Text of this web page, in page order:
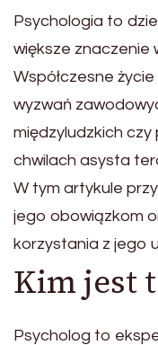
Psychologia to
większe znaczenie
Współczesne
wyzwań
międzyludzkich
chwilach asysta
W tym artykule
jego obowiązkom
korzystania z jego
Kim jest
Psycholog to